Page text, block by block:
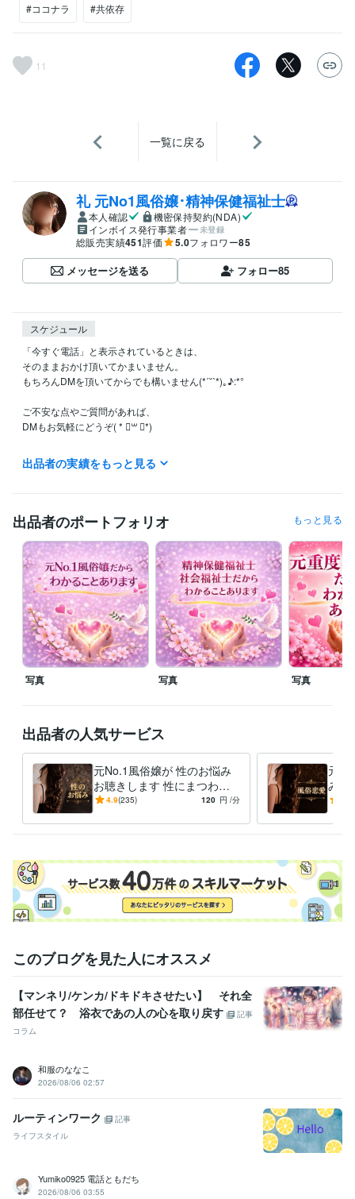
#ココナラ #共依存
11
一覧に戻る
礼 元No1風俗嬢･精神保健福祉士
本人確認
機密保持契約(NDA)
インボイス発行事業者
未登録
総販売実績451評価 5.0フォロワー85
メッセージを送る フォロー85
スケジュール
「今すぐ電話」と表示されているときは、
そのままおかけ頂いてかまいません。
もちろんDMを頂いてからでも構いません(*ˊ˘ˋ*)｡♪:*°
ご不安な点やご質問があれば、
DMもお気軽にどうぞ( * ॑꒳ ॑*)
返信は遅れる場合もございますが、
必ず拝見し、お返事致します(*ˊ˘ˋ*)｡♪:*°
(*ˊ˘ˋ*)｡♪:*°
❁.｡.:*･ﾟ✿.｡.:*･ﾟ❁.｡.:*･ﾟ✿
経験職種
ライフスタイル・その他 / カウンセラー・コーチ 経験年数 : 5年
ライフスタイル・その他 / 保育士・ベビーシッター 経験年数 : 5年
ライフスタイル・その他 / 家事代行 経験年数 : 3年
受賞歴
ココナラ プラチナランク昇格 ココナラ無料ブログ 執筆中
ココナラ
績250件突破 ココナラ販売実績400件突破
資格・検定
精神保健福祉士 取得年 : 2015年
社会福祉士 取得年 : 2016年
相談支援専門員 取得年 : 2016年
保育士 取得年 : 1994年
ホームヘルパー1級
幼稚園教諭免許 取得年 : 1994年
得意分野
悩み相談・カウンセリング 元No.1風俗嬢/精神保健福祉士
学歴
東北福祉大学 2014年3月 ~ 2016年2月
日本こども福祉専門学校 2016年3月 ~ 2017年8月
出品者の実績をもっと見る
出品者のポートフォリオ もっと見る
写真 写真 写真
出品者の人気サービス
元No.1風俗嬢が 性のお悩み
お聴きします 性にまつわ
る、すべての事に、偏見なく
4.9(235) 120 円 /分
元
み優
嬢・
このブログを見た人にオススメ
【マンネリ/ケンカ/ドキドキさせたい】 それ全
部任せて？ 浴衣であの人の心を取り戻す
記事
コラム
和服のななこ
2026/08/06 02:57
ルーティンワーク
記事
ライフスタイル
Yumiko0925 電話ともだち
2026/08/06 03:55